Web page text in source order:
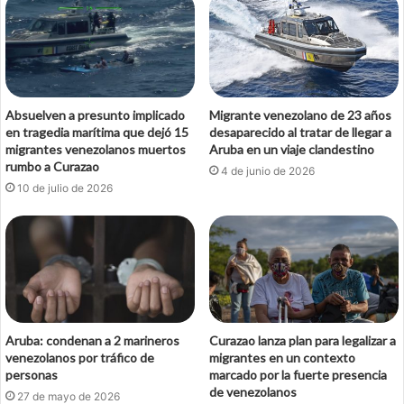
Absuelven a presunto implicado
en tragedia marítima que dejó 15
migrantes venezolanos muertos
rumbo a Curazao
10 de julio de 2026
Migrante venezolano de 23 años
desaparecido al tratar de llegar a
Aruba en un viaje clandestino
4 de junio de 2026
Aruba: condenan a 2 marineros
venezolanos por tráfico de
personas
27 de mayo de 2026
Curazao lanza plan para legalizar a
migrantes en un contexto
marcado por la fuerte presencia
de venezolanos